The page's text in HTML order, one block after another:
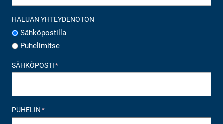
HALUAN YHTEYDENOTON
Sähköpostilla
Puhelimitse
SÄHKÖPOSTI *
PUHELIN *